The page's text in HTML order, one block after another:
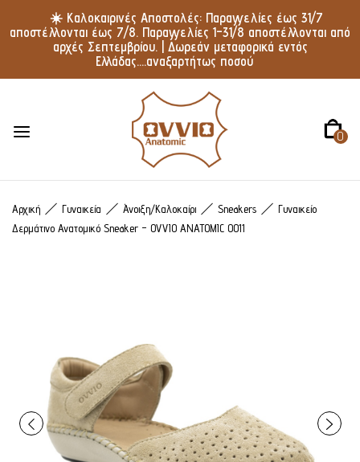
☀️ Καλοκαιρινές Αποστολές: Παραγγελίες έως 31/7
αποστέλλονται έως 7/8. Παραγγελίες 1–31/8 αποστέλλονται από
αρχές Σεπτεμβρίου. | Δωρεάν μεταφορικά εντός
Ελλάδας....αναξαρτήτως ποσού
0
Αρχική Γυναικεία Άνοιξη/Καλοκαίρι Sneakers
Γυναικείο
Δερμάτινο Ανατομικό Sneaker – OVVIO ANATOMIC 0011